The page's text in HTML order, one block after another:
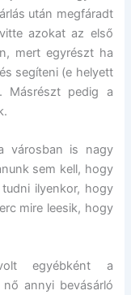
után megfáradt
azokat az első
mert egyrészt ha
segíteni (e helyett
Másrészt pedig a
városban is nagy
sem kell, hogy
ilyenkor, hogy
mire leesik, hogy
egyébként a
annyi bevásárló